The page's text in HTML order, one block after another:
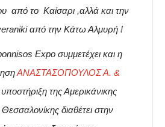
από το Καίσαρι ,αλλά και την
veraniki από την Κάτω Αλμυρή !
Expo συμμετέχει και η
ΑΝΑΣΤΑΣΟΠΟΥΛΟΣ Α. &
της Αμερικάνικης
διαθέτει στην